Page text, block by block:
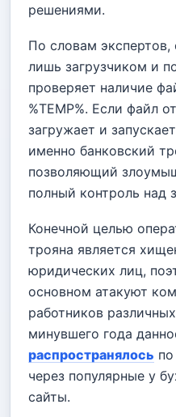
решениями.
По словам экспертов,
лишь загрузчиком и
проверяет наличие
%TEMP%. Если файл
загружает и
именно банковский
позволяющий
полный контроль над
Конечной целью
трояна является
юридических лиц,
основном атакуют
работников
минувшего года
распространялось
через популярные у
сайты.